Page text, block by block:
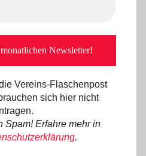
Vereins-Flaschenpost
sich hier nicht
Spam! Erfahre mehr in
.